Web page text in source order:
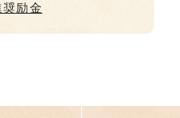
奨励金